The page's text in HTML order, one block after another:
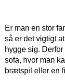
Er man en stor
så er det vigtigt
hygge sig.
sofa, hvor man
brætspil eller en